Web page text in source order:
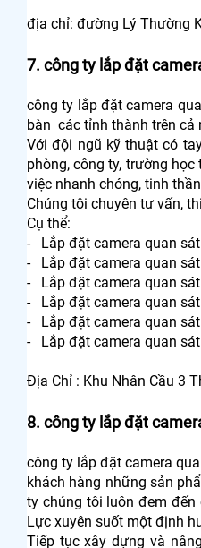
địa chỉ: đường Lý Thường
7. công ty lắp đặt
công ty lắp đặt camera
bàn các tỉnh thành trên cả
Với đội ngũ kỹ thuật có
phòng, công ty, trường
việc nhanh chóng, tinh
Chúng tôi chuyên tư vấn,
Cụ thể:
- Lắp đặt camera quan
- Lắp đặt camera quan
- Lắp đặt camera quan
- Lắp đặt camera quan sát
- Lắp đặt camera quan
- Lắp đặt camera quan
Địa Chỉ : Khu Nhân Cầu 3
8. công ty lắp đặt
công ty lắp đặt camera
khách hàng những sản
ty chúng tôi luôn đem
Lực xuyên suốt một định
Tiếp tục xây dựng và